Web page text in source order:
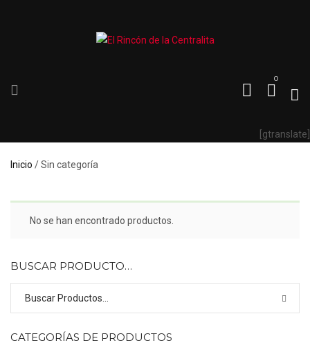
0
[gtranslate]
Inicio / Sin categoría
No se han encontrado productos.
BUSCAR PRODUCTO…
CATEGORÍAS DE PRODUCTOS